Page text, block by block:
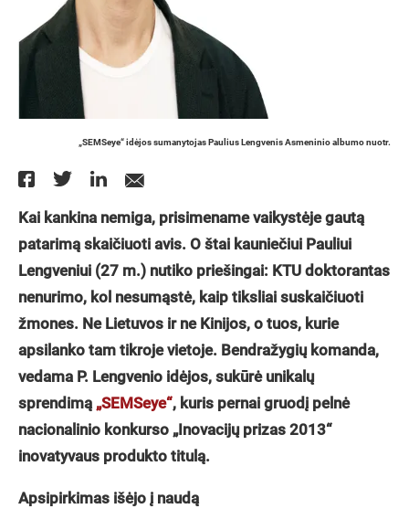
„SEMSeye“ idėjos sumanytojas Paulius Lengvenis Asmeninio albumo nuotr.
Kai kankina nemiga, prisimename vaikystėje gautą
patarimą skaičiuoti avis. O štai kauniečiui Pauliui
Lengveniui (27 m.) nutiko priešingai: KTU doktorantas
nenurimo, kol nesumąstė, kaip tiksliai suskaičiuoti
žmones. Ne Lietuvos ir ne Kinijos, o tuos, kurie
apsilanko tam tikroje vietoje. Bendražygių komanda,
vedama P. Lengvenio idėjos, sukūrė unikalų
sprendimą „SEMSeye“, kuris pernai gruodį pelnė
nacionalinio konkurso „Inovacijų prizas 2013“
inovatyvaus produkto titulą.
Apsipirkimas išėjo į naudą